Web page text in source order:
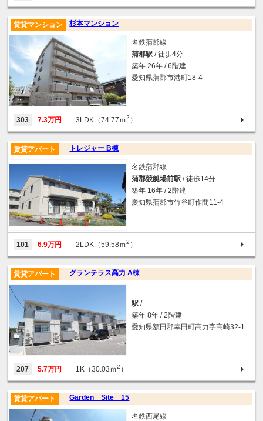
杉本マンション
賃貸マンション
名鉄蒲郡線
蒲郡駅 / 徒歩4分
築年 26年 / 6階建
愛知県蒲郡市港町18-4
303 7.3万円 3LDK（74.77ｍ2 ）
トレジャー B棟
賃貸アパート
名鉄蒲郡線
蒲郡競艇場前駅 / 徒歩14分
築年 16年 / 2階建
愛知県蒲郡市竹谷町作間11-4
101 6.9万円 2LDK（59.58ｍ2 ）
グランテラス高力 A棟
賃貸アパート
駅 /
築年 8年 / 2階建
愛知県額田郡幸田町高力字高崎32-1
207 5.7万円 1K（30.03ｍ2 ）
Garden Site 15
賃貸アパート
名鉄西尾線